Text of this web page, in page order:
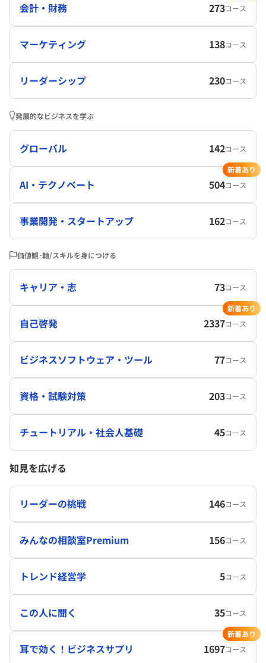
会計・財務 273コース
マーケティング 138コース
リーダーシップ 230コース
発展的なビジネスを学ぶ
グローバル 142コース
AI・テクノベート 504コース
新着あり
事業開発・スタートアップ 162コース
価値観･軸/スキルを身につける
キャリア・志 73コース
自己啓発 2337コース
新着あり
ビジネスソフトウェア・ツール 77コース
資格・試験対策 203コース
チュートリアル・社会人基礎 45コース
知見を広げる
リーダーの挑戦 146コース
みんなの相談室Premium 156コース
トレンド経営学 5コース
この人に聞く 35コース
耳で効く！ビジネスサプリ 1697コース
新着あり